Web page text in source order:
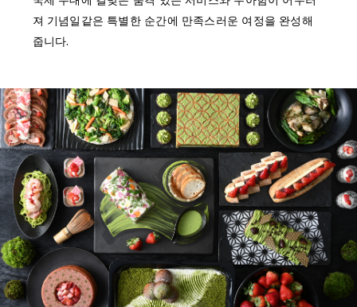
져 기념일같은 특별한 순간에 만족스러운 여정을 완성해
줍니다.